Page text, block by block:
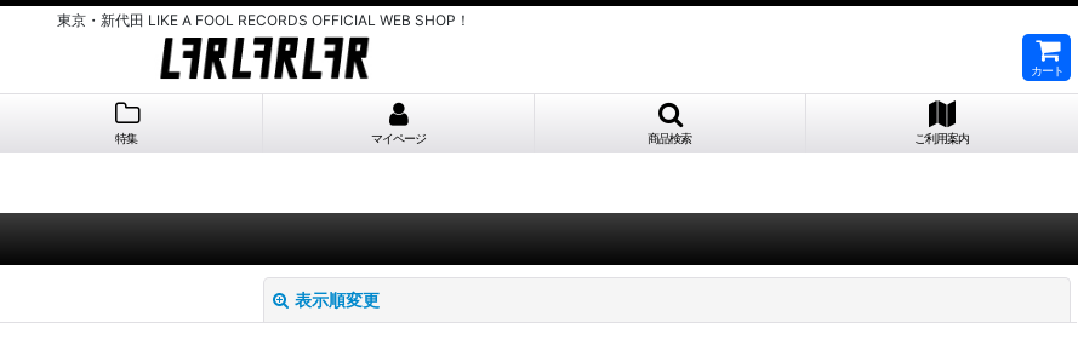
東京・新代田 LIKE A FOOL RECORDS OFFICIAL WEB SHOP！
カート
特集 マイページ 商品検索 ご利用案内
表示順変更